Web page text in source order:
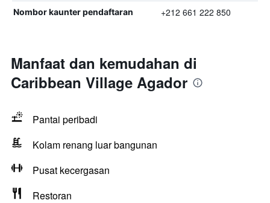
Nombor kaunter pendaftaran +212 661 222 850
Manfaat dan kemudahan di
Caribbean Village Agador
Pantai peribadi
Kolam renang luar bangunan
Pusat kecergasan
Restoran